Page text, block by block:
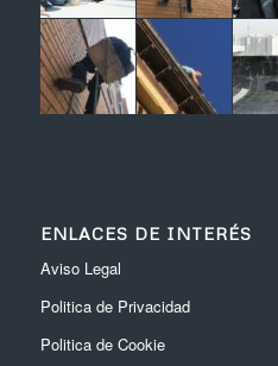
ENLACES DE INTERÉS
Aviso Legal
Politica de Privacidad
Politica de Cookie